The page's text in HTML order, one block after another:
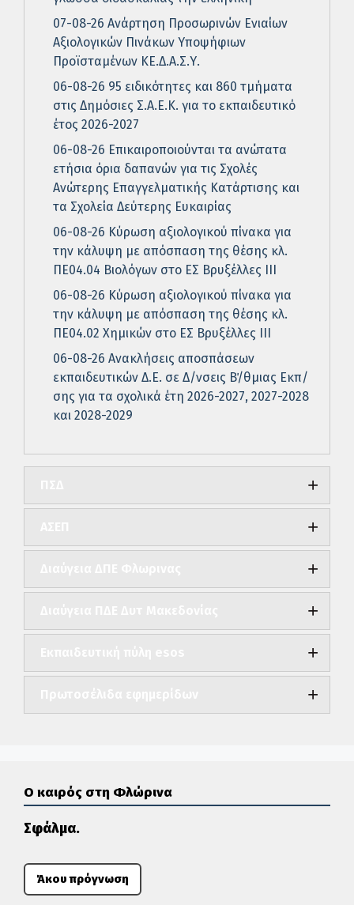
07-08-26 Ανάρτηση Προσωρινών Ενιαίων
Αξιολογικών Πινάκων Υποψήφιων
Προϊσταμένων ΚΕ.Δ.Α.Σ.Υ.
06-08-26 95 ειδικότητες και 860 τμήματα
στις Δημόσιες Σ.Α.Ε.Κ. για το εκπαιδευτικό
έτος 2026-2027
06-08-26 Επικαιροποιούνται τα ανώτατα
ετήσια όρια δαπανών για τις Σχολές
Ανώτερης Επαγγελματικής Κατάρτισης και
τα Σχολεία Δεύτερης Ευκαιρίας
06-08-26 Κύρωση αξιολογικού πίνακα για
την κάλυψη με απόσπαση της θέσης κλ.
ΠΕ04.04 Βιολόγων στο ΕΣ Βρυξέλλες ΙΙΙ
06-08-26 Κύρωση αξιολογικού πίνακα για
την κάλυψη με απόσπαση της θέσης κλ.
ΠΕ04.02 Χημικών στο ΕΣ Βρυξέλλες ΙΙΙ
06-08-26 Ανακλήσεις αποσπάσεων
εκπαιδευτικών Δ.Ε. σε Δ/νσεις Β΄/θμιας Εκπ/
σης για τα σχολικά έτη 2026-2027, 2027-2028
και 2028-2029
Ο καιρός στη Φλώρινα
Σφάλμα.
Άκου πρόγνωση